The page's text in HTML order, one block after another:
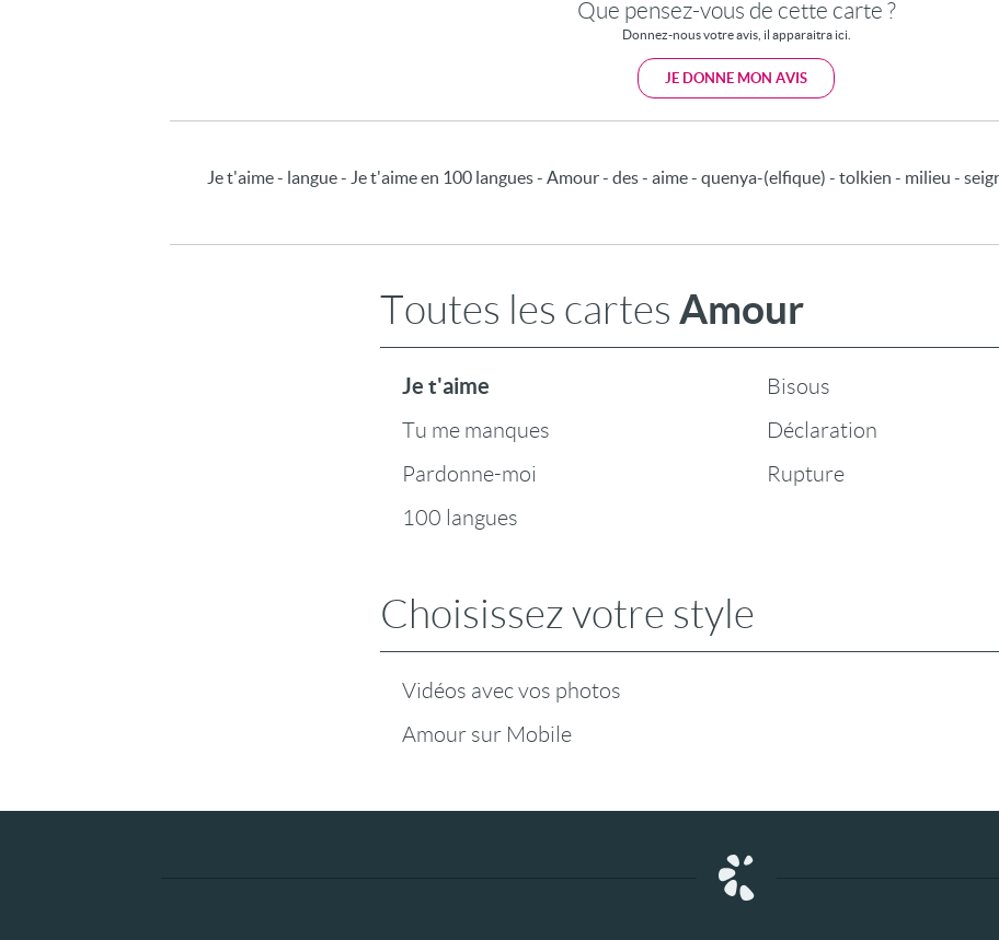
Que pensez-vous de cette carte ?
Donnez-nous votre avis, il apparaitra ici.
JE DONNE MON AVIS
Je t'aime - langue - Je t'aime en 100 langues - Amour - des - aime - quenya-(elfique) - tolkien - milieu -
Toutes les cartes Amour
Je t'aime
Tu me manques
Pardonne-moi
100 langues
Bisous
Déclaration
Rupture
Choisissez votre style
Vidéos avec vos photos
Amour sur Mobile